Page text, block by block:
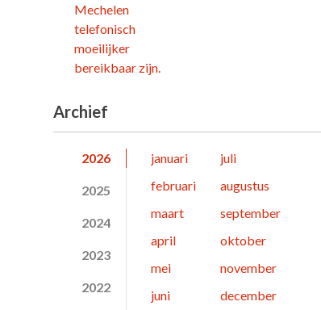
Mechelen
telefonisch
moeilijker
bereikbaar zijn.
Archief
2026
2025
2024
2023
2022
januari
februari
maart
april
mei
juni
juli
augustus
september
oktober
november
december